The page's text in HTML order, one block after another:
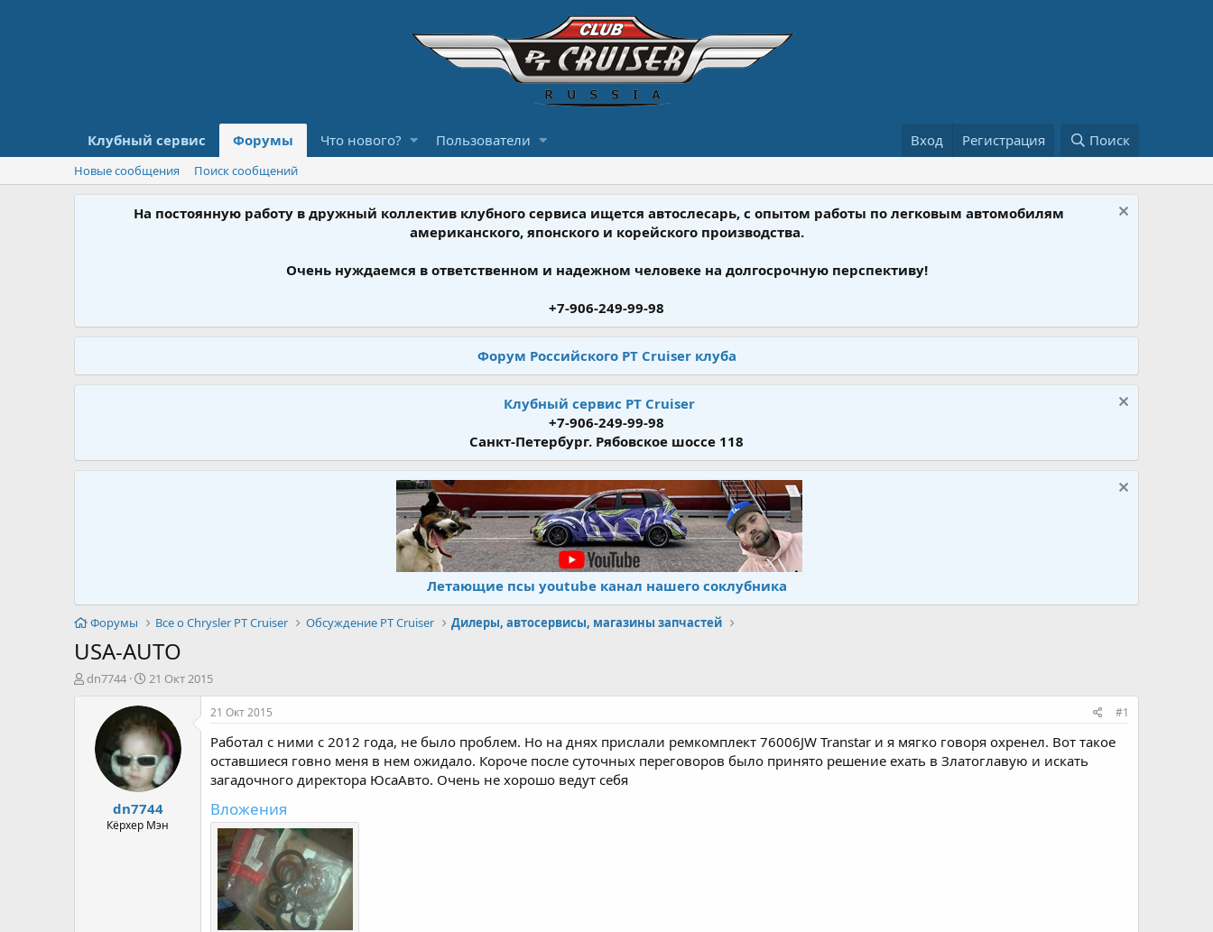
Клубный сервис Форумы Что нового? Пользователи Вход Регистрация Поиск
Новые сообщения Поиск сообщений
На постоянную работу в дружный коллектив клубного сервиса ищется автослесарь, с опытом работы по легковым автомобилям
американского, японского и корейского производства.
Очень нуждаемся в ответственном и надежном человеке на долгосрочную перспективу!
+7-906-249-99-98
Форум Российского PT Cruiser клуба
Клубный сервис PT Cruiser
+7-906-249-99-98
Санкт-Петербург. Рябовское шоссе 118
Летающие псы youtube канал нашего соклубника
Форумы Все о Chrysler PT Cruiser Обсуждение PT Cruiser Дилеры, автосервисы, магазины запчастей
USA-AUTO
А
dn7744
Д
т
а
н
а
ч
а
л
а
21 Окт 2015
dn7744
Кёрхер Мэн
21 Окт 2015 #1
Работал с ними с 2012 года, не было проблем. Но на днях прислали ремкомплект 76006JW Transtar и я мягко говоря охренел. Вот такое
оставшиеся говно меня в нем ожидало. Короче после суточных переговоров было принято решение ехать в Златоглавую и искать
загадочного директора ЮсаАвто. Очень не хорошо ведут себя
Вложения